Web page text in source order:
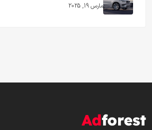
مارس 19, 2025